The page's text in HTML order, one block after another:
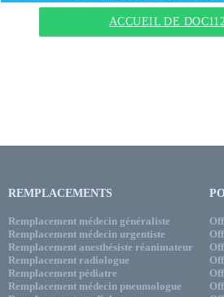
ACCUEIL DE
REMPLACEMENTS
Remplacement médecin généraliste
Remplacement médecin urgentiste
Remplacement anesthésiste réanimateur
Remplacement radiologue
Remplacement pédiatre
Remplacement médecin pneumologue